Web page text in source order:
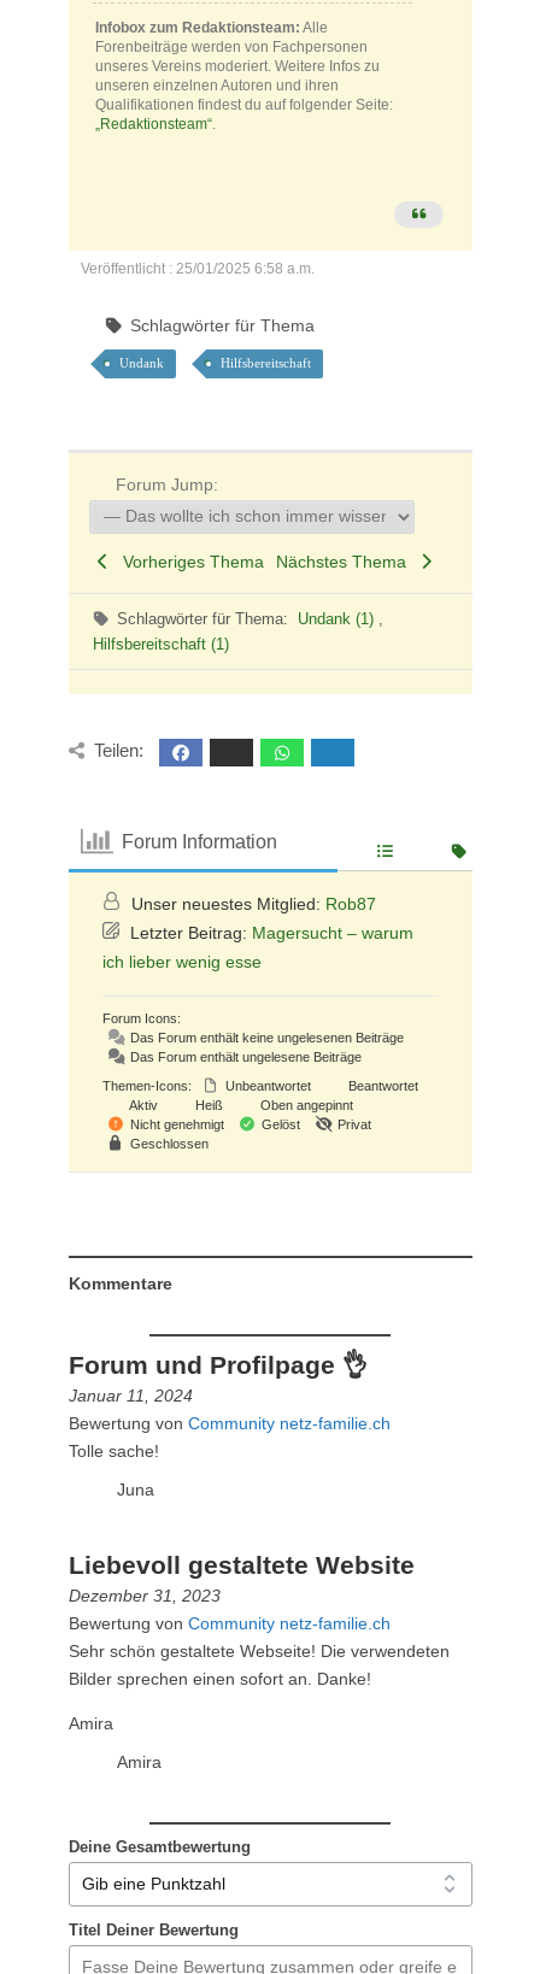
Infobox zum Redaktionsteam: Alle
Forenbeiträge werden von Fachpersonen
unseres Vereins moderiert. Weitere Infos zu
unseren einzelnen Autoren und ihren
Qualifikationen findest du auf folgender Seite:
„Redaktionsteam“.
Veröffentlicht : 25/01/2025 6:58 a.m.
Schlagwörter für Thema
Undank Hilfsbereitschaft
Forum Jump:
Vorheriges Thema Nächstes Thema
Schlagwörter für Thema: Undank (1) ,
Hilfsbereitschaft (1)
Teilen:
Forum Information
Unser neuestes Mitglied: Rob87
Letzter Beitrag: Magersucht – warum
ich lieber wenig esse
Forum Icons:
Das Forum enthält keine ungelesenen Beiträge
Das Forum enthält ungelesene Beiträge
Themen-Icons:
Unbeantwortet
Beantwortet
Aktiv
Heiß
Oben angepinnt
Nicht genehmigt
Gelöst
Privat
Geschlossen
Kommentare
Forum und Profilpage 👌
Januar 11, 2024
Bewertung von Community netz-familie.ch
Tolle sache!
Juna
Liebevoll gestaltete Website
Dezember 31, 2023
Bewertung von Community netz-familie.ch
Sehr schön gestaltete Webseite! Die verwendeten
Bilder sprechen einen sofort an. Danke!
Amira
Amira
Deine Gesamtbewertung
Titel Deiner Bewertung